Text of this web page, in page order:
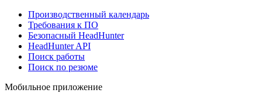
Производственный календарь
Требования к ПО
Безопасный HeadHunter
HeadHunter API
Поиск работы
Поиск по резюме
Мобильное приложение